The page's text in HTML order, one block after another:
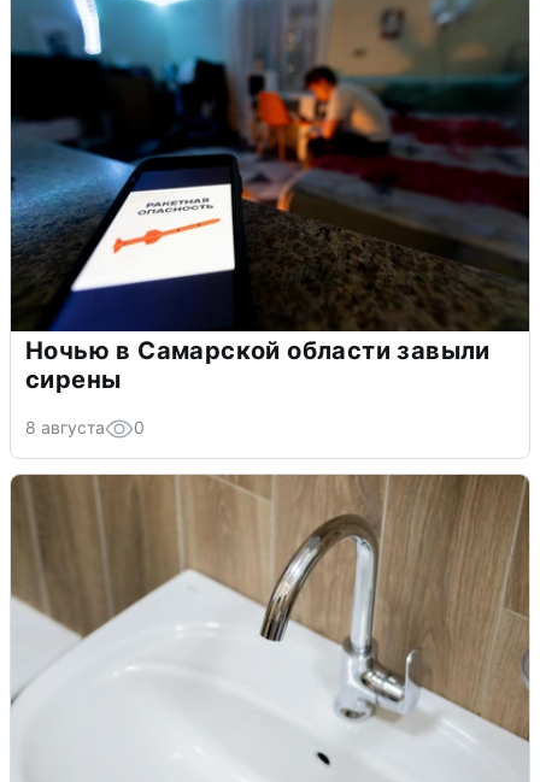
Ночью в Самарской области завыли
сирены
8 августа 0